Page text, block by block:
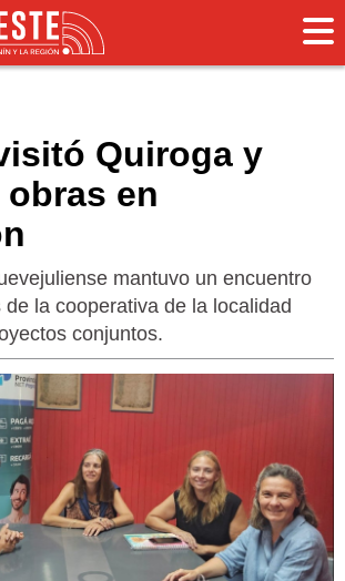
Quiroga y
en
mantuvo un encuentro
la cooperativa de la localidad
conjuntos.